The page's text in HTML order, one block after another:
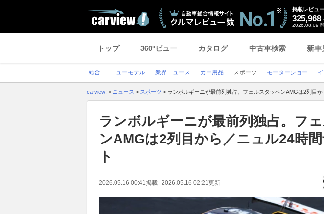
掲載レビュー
325,968
2026.08.09
トップ 360°ビュー カタログ 中古車検索 新車
総合 ニューモデル 業界ニュース カー用品 スポーツ モーターショー
carview! > ニュース > スポーツ > ランボルギーニが最前列独占。フェルスタッペンAMGは2列目
ランボルギーニが最前列独占。フ
ンAMGは2列目から／ニュル24時
ト
2026.05.16 00:41 掲載 2026.05.16 02:21 更新